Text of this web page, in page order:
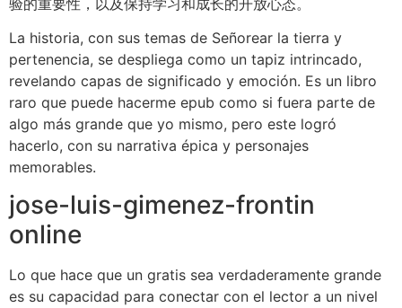
La historia, con sus temas de Señorear la tierra y
pertenencia, se despliega como un tapiz intrincado,
revelando capas de significado y emoción. Es un libro
raro que puede hacerme epub como si fuera parte de
algo más grande que yo mismo, pero este logró
hacerlo, con su narrativa épica y personajes
memorables.
jose-luis-gimenez-frontin
online
Lo que hace que un gratis sea verdaderamente grande
es su capacidad para conectar con el lector a un nivel